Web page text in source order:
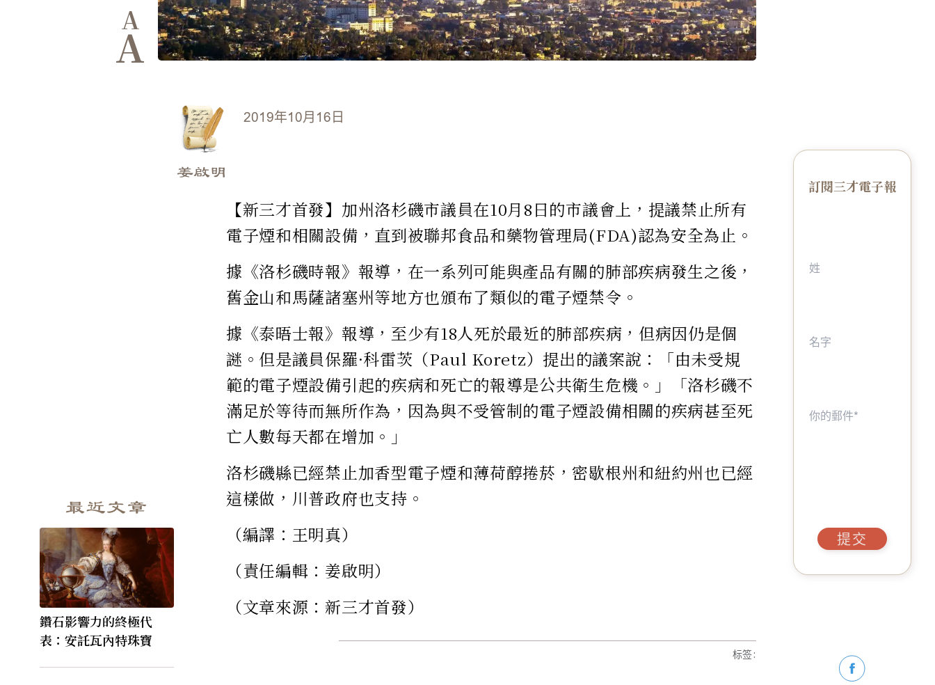
A
A
最近文章
鑽石影響力的終極代
表：安託瓦內特珠寶
2019年10月16日
姜啟明
【新三才首發】加州洛杉磯市議員在10月8日的市議會上，提議禁止所有
電子煙和相關設備，直到被聯邦食品和藥物管理局(FDA)認為安全為止。
據《洛杉磯時報》報導，在一系列可能與產品有關的肺部疾病發生之後，
舊金山和馬薩諸塞州等地方也頒布了類似的電子煙禁令。
據《泰晤士報》報導，至少有18人死於最近的肺部疾病，但病因仍是個
謎。但是議員保羅·科雷茨（Paul Koretz）提出的議案說：「由未受規
範的電子煙設備引起的疾病和死亡的報導是公共衛生危機。」「洛杉磯不
滿足於等待而無所作為，因為與不受管制的電子煙設備相關的疾病甚至死
亡人數每天都在增加。」
洛杉磯縣已經禁止加香型電子煙和薄荷醇捲菸，密歇根州和紐約州也已經
這樣做，川普政府也支持。
（編譯：王明真）
（責任編輯：姜啟明）
（文章來源：新三才首發）
标签:
訂閱三才電子報
提交